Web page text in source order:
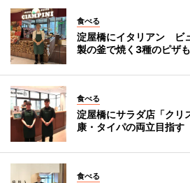
食べる
淀屋橋にイタリアン ビ
製の釜で焼く3種のピザも
食べる
淀屋橋にサラダ店「ク
康・タイパの両立目指す
食べる